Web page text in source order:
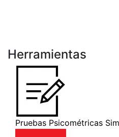
Herramientas